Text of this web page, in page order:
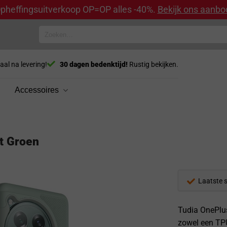
OP=OP alles -40%. Bekijk ons
na levering! 30 dagen bedenktijd! Rustig bekijken.
Accessoires
Groen
Laatste
Tudia
zowel een